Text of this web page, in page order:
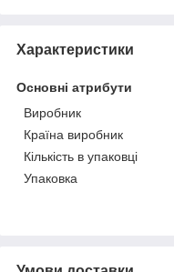
Характеристики
Основні атрибути
Виробник
Країна виробник
Кількість в упаковці
Упаковка